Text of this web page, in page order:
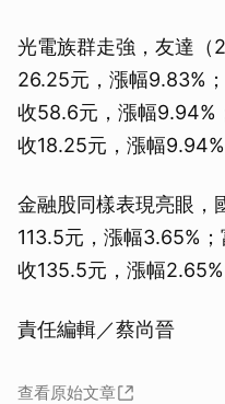
光電族群走強，友達
26.25元，漲幅9.83%
收58.6元，漲幅9.94%
收18.25元，漲幅9.94%
金融股同樣表現亮眼，
113.5元，漲幅3.65%
收135.5元，漲幅2.65%
責任編輯／蔡尚晉
查看原始文章